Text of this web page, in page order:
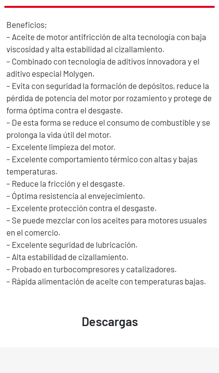
Descargas
Beneficios;
– Aceite de motor antifricción de alta tecnología con baja
viscosidad y alta estabilidad al cizallamiento.
– Combinado con tecnología de aditivos innovadora y el
aditivo especial Molygen.
– Evita con seguridad la formación de depósitos, reduce la
pérdida de potencia del motor por rozamiento y protege de
forma óptima contra el desgaste.
– De esta forma se reduce el consumo de combustible y se
prolonga la vida útil del motor.
– Excelente limpieza del motor.
– Excelente comportamiento térmico con altas y bajas
temperaturas.
– Reduce la fricción y el desgaste.
– Óptima resistencia al envejecimiento.
– Excelente protección contra el desgaste.
– Se puede mezclar con los aceites para motores usuales
en el comercio.
– Excelente seguridad de lubricación.
– Alta estabilidad de cizallamiento.
– Probado en turbocompresores y catalizadores.
– Rápida alimentación de aceite con temperaturas bajas.